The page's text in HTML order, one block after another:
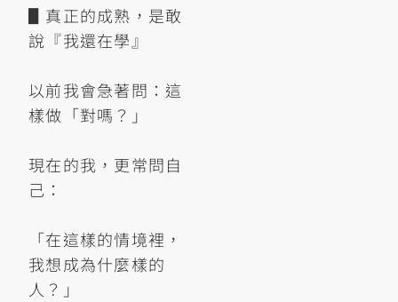
▋真正的成熟，是敢
說『我還在學』
以前我會急著問：這
樣做「對嗎？」
現在的我，更常問自
己：
「在這樣的情境裡，
我想成為什麼樣的
人？」